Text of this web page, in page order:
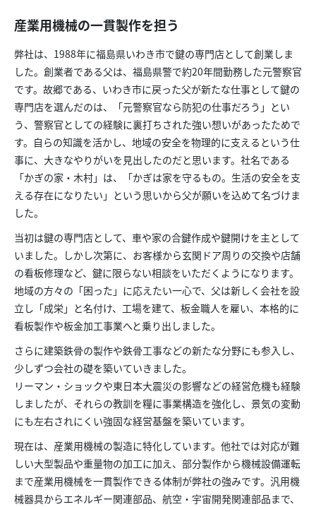
産業用機械の一貫製作を担う
弊社は、1988年に福島県いわき市で鍵の専門店として創業しま
した。創業者である父は、福島県警で約20年間勤務した元警察官
です。故郷である、いわき市に戻った父が新たな仕事として鍵の
専門店を選んだのは、「元警察官なら防犯の仕事だろう」とい
う、警察官としての経験に裏打ちされた強い想いがあったためで
す。自らの知識を活かし、地域の安全を物理的に支えるという仕
事に、大きなやりがいを見出したのだと思います。社名である
「かぎの家・木村」は、「かぎは家を守るもの。生活の安全を支
える存在になりたい」という思いから父が願いを込めて名づけま
した。
当初は鍵の専門店として、車や家の合鍵作成や鍵開けを主として
いました。しかし次第に、お客様から玄関ドア周りの交換や店舗
の看板修理など、鍵に限らない相談をいただくようになります。
地域の方々の「困った」に応えたい一心で、父は新しく会社を設
立し「成栄」と名付け、工場を建て、板金職人を雇い、本格的に
看板製作や板金加工事業へと乗り出しました。
さらに建築鉄骨の製作や鉄骨工事などの新たな分野にも参入し、
少しずつ会社の礎を築いていきました。
リーマン・ショックや東日本大震災の影響などの経営危機も経験
しましたが、それらの教訓を糧に事業構造を強化し、景気の変動
にも左右されにくい強固な経営基盤を築いています。
現在は、産業用機械の製造に特化しています。他社では対応が難
しい大型製品や重量物の加工に加え、部分製作から機械設備運転
まで産業用機械を一貫製作できる体制が弊社の強みです。汎用機
械器具からエネルギー関連部品、航空・宇宙開発関連部品まで、